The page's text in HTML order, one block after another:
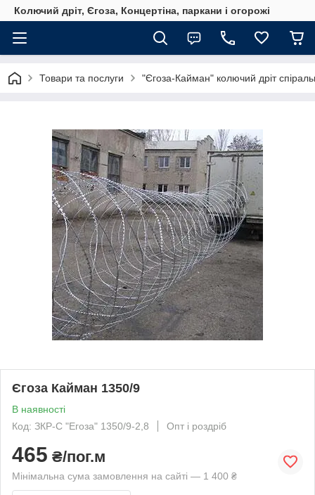
Колючий дріт, Єгоза, Концертіна, паркани і огорожі
Товари та послуги "Єгоза-Кайман" колючий дріт
Єгоза Кайман 1350/9
В наявності
Код: ЗКР-С "Егоза" 1350/9-2,8
Опт і роздріб
465 ₴/пог.м
Мінімальна сума замовлення на сайті — 1 400 ₴